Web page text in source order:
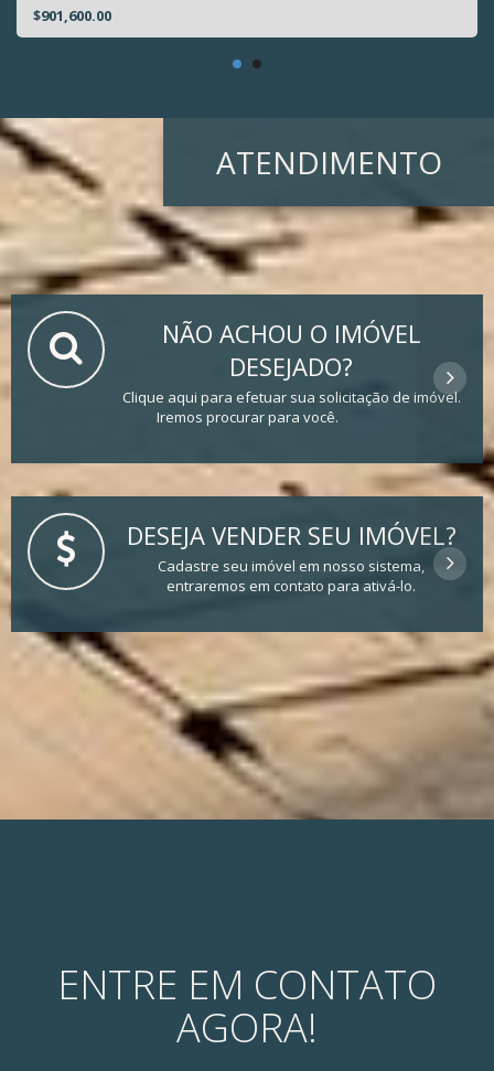
$901,600.00
ATENDIMENTO
NÃO ACHOU O IMÓVEL
DESEJADO?
Clique aqui para efetuar sua solicitação de imóvel.
Iremos procurar para você.
DESEJA VENDER SEU IMÓVEL?
Cadastre seu imóvel em nosso sistema,
entraremos em contato para ativá-lo.
ENTRE EM CONTATO
AGORA!